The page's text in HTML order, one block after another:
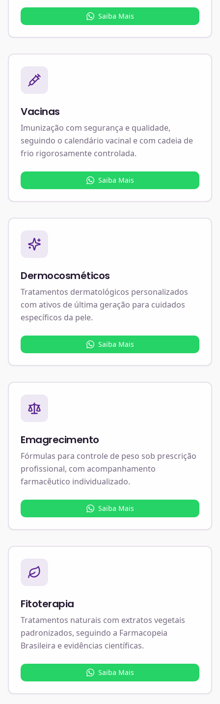
Saiba Mais
Vacinas
Imunização com segurança e qualidade,
seguindo o calendário vacinal e com cadeia de
frio rigorosamente controlada.
Saiba Mais
Dermocosméticos
Tratamentos dermatológicos personalizados
com ativos de última geração para cuidados
específicos da pele.
Saiba Mais
Emagrecimento
Fórmulas para controle de peso sob prescrição
profissional, com acompanhamento
farmacêutico individualizado.
Saiba Mais
Fitoterapia
Tratamentos naturais com extratos vegetais
padronizados, seguindo a Farmacopeia
Brasileira e evidências científicas.
Saiba Mais